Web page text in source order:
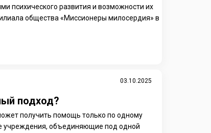
психического развития и возможности их
общества «Миссионеры милосердия» в
03.10.2025
подход?
получить помощь только по одному
учреждения, объединяющие под одной